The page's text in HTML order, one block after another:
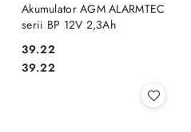
Akumulator AGM ALARMTEC
serii BP 12V 2,3Ah
Cena:
39.22
Cena:
39.22